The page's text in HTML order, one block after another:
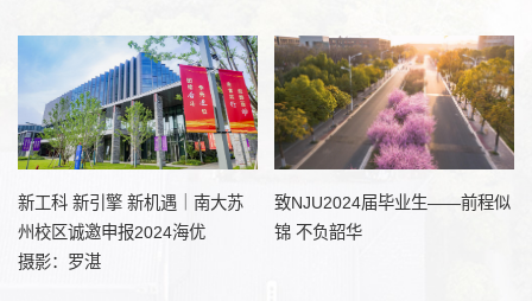
新工科 新引擎 新机遇｜南大苏
州校区诚邀申报2024海优
摄影：罗湛
致NJU2024届毕业生——前程似
锦 不负韶华